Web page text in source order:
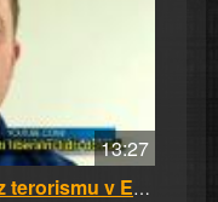
13:27
Proč je zakázáno obviňovat z terorismu v Evro...